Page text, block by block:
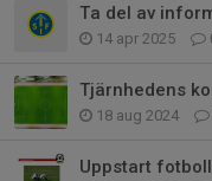
Ta del av
14 apr 2025
Tjärnhedens
18 aug 2024
Uppstart